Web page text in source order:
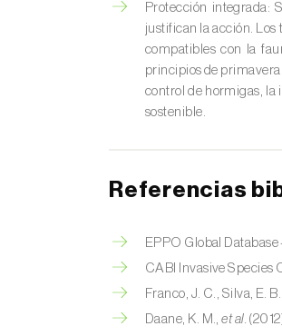
Protección integrada:
justifican la acción. Los
compatibles con la
principios de primavera
control de hormigas, la
sostenible.
Referencias
EPPO Global Database
CABI Invasive Species
Franco, J. C., Silva, E.
Daane, K. M.,et al.